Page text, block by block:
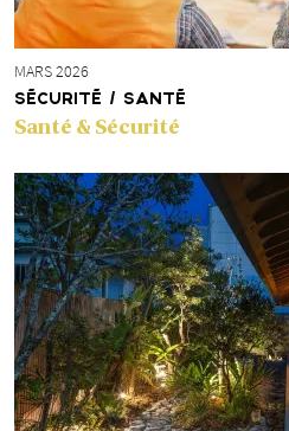
MARS 2026
SÉCURITÉ / SANTÉ
Santé & Sécurité